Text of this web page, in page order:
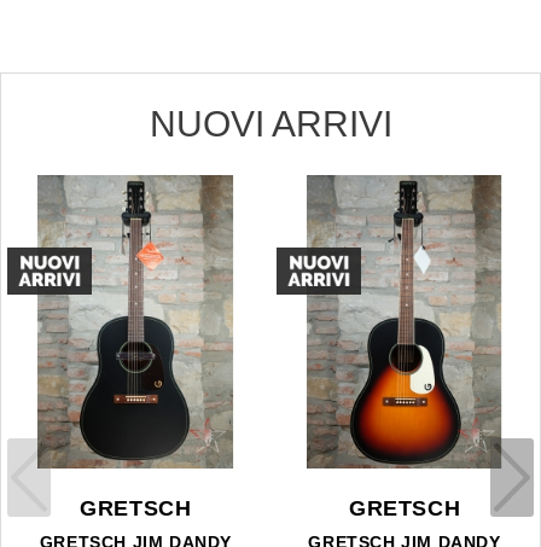
NUOVI ARRIVI
GRETSCH
GRETSCH JIM DANDY
GRETSCH
GRETSCH JIM DANDY